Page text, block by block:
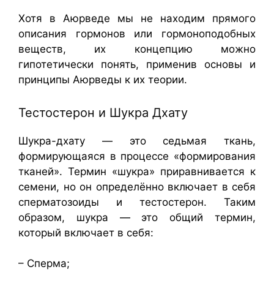
Хотя в Аюрведе мы не находим прямого
описания гормонов или гормоноподобных
веществ, их концепцию можно
гипотетически понять, применив основы и
принципы Аюрведы к их теории.
Тестостерон и Шукра Дхату
Шукра-дхату — это седьмая ткань,
формирующаяся в процессе «формирования
тканей». Термин «шукра» приравнивается к
семени, но он определённо включает в себя
сперматозоиды и тестостерон. Таким
образом, шукра — это общий термин,
который включает в себя:
– Сперма;